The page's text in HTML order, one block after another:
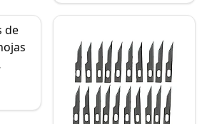
11, para Tallado, PCB,
Teléfonos Móviles
de